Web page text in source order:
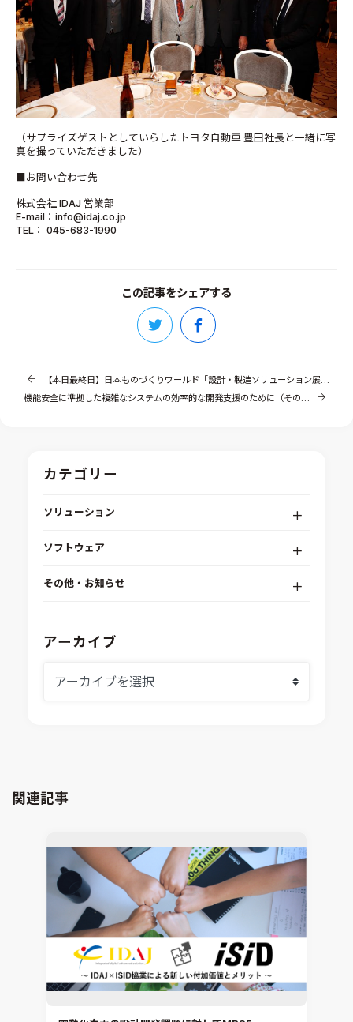
（サプライズゲストとしていらしたトヨタ自動車 豊田社長と一緒に写
真を撮っていただきました）
■お問い合わせ先
株式会社 IDAJ 営業部
E-mail：info@idaj.co.jp
TEL： 045-683-1990
この記事をシェアする
【本日最終日】日本ものづくりワールド「設計・製造ソリューション展」（東京ビッグサイト）
機能安全に準拠した複雑なシステムの効率的な開発支援のために（その3）
カテゴリー
ソリューション
組込みソフトウェア開発プラットフォーム
システムシミュレーション
CAD連携・CAE業務支援
MBDプロセス構築コンサルティング
CAEエンジニアリングコンサルティング
音響設計
CAE分野におけるAIコンサルティング
システム構築と開発
ソフトウェア
modeFRONTIER
Ansys SCADE
Virtual Environment
iconCFD
SIMULIA Abaqus Unified FEA
Simcenter Flotherm
Simcenter Flotherm XT
Ansys Electronics
DEMITASNX
Simcenter 3D Acoustics
Rocky
その他・お知らせ
IDAJからのお知らせ
アーカイブ
関連記事